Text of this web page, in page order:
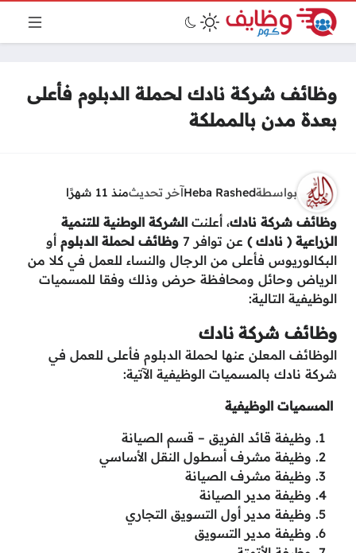
وظائف شركة نادك لحملة الدبلوم فأعلى
بعدة مدن بالمملكة
بواسطةHeba Rashedآخر تحديثمنذ 11 شهرًا
وظائف شركة نادك، أعلنت الشركة الوطنية للتنمية
الزراعية ( نادك ) عن توافر 7 وظائف لحملة الدبلوم أو
البكالوريوس فأعلى من الرجال والنساء للعمل في كلا من
الرياض وحائل ومحافظة حرض وذلك وفقا للمسميات
الوظيفية التالية:
وظائف شركة نادك
الوظائف المعلن عنها لحملة الدبلوم فأعلى للعمل في
شركة نادك بالمسميات الوظيفية الآتية:
المسميات الوظيفية
وظيفة قائد الفريق – قسم الصيانة
وظيفة مشرف أسطول النقل الأساسي
وظيفة مشرف الصيانة
وظيفة مدير الصيانة
وظيفة مدير أول التسويق التجاري
وظيفة مدير التسويق